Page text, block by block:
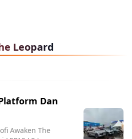
Leopard
Dan
Awaken The